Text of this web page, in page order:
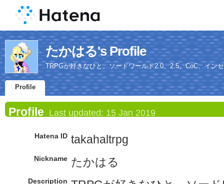
たかはる's Profile
TRPGが好きなひと。ソードワールド2.0、2.5、CoC、イン
Profile
Profile Last updated: 15 Jan 2019
Hatena ID takahaltrpg
Nickname たかはる
Description